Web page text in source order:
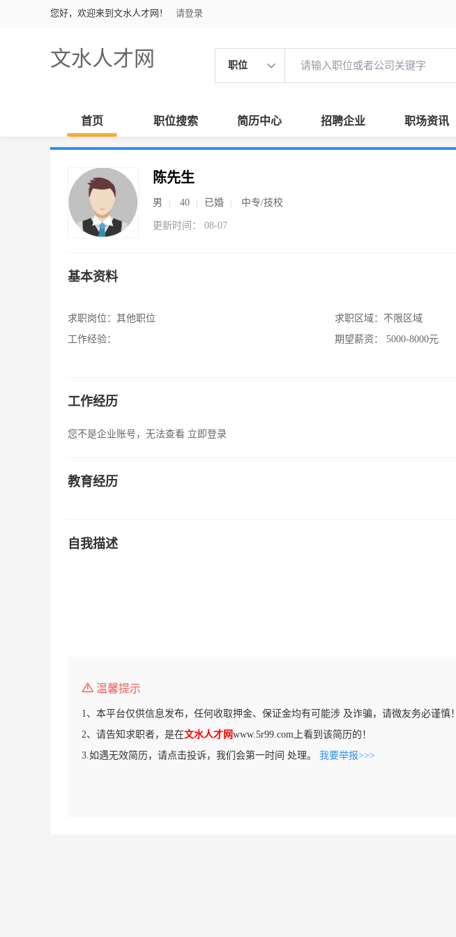
您好，欢迎来到文水人才网！ 请登录
文水人才网 职位
首页 职位搜索 简历中心 招聘企业 职场资讯
陈先生
男 40 已婚 中专/技校
更新时间： 08-07
基本资料
求职岗位： 其他职位
工作经验：
求职区域： 不限区域
期望薪资：
5000-8000元
工作经历
您不是企业账号，无法查看 立即登录
教育经历
自我描述
温馨提示
1、本平台仅供信息发布，任何收取押金、保证金均有可能涉 及诈骗，请微友务必谨慎！
2、请告知求职者，是在文水人才网www.5r99.com上看到该简历的！
3.如遇无效简历，请点击投诉，我们会第一时间 处理。 我要举报>>>